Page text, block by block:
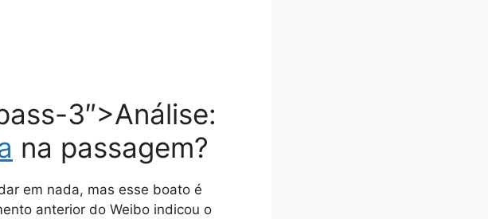
3″>Análise:
na passagem?
em nada, mas esse boato é
anterior do Weibo indicou o